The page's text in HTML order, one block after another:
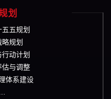
划
五规划
规划
动计划
估与调整
体系建设